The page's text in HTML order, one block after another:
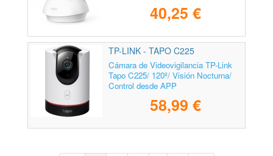
40,25 €
TP-LINK - TAPO C225
Cámara de Videovigilancia TP-Link
Tapo C225/ 120º/ Visión Nocturna/
Control desde APP
58,99 €